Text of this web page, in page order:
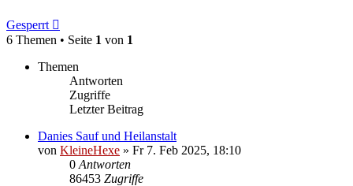
Gesperrt
6 Themen • Seite 1 von 1
Themen
Antworten
Zugriffe
Letzter Beitrag
Danies Sauf und Heilanstalt
von KleineHexe » Fr 7. Feb 2025, 18:10
0 Antworten
86453 Zugriffe